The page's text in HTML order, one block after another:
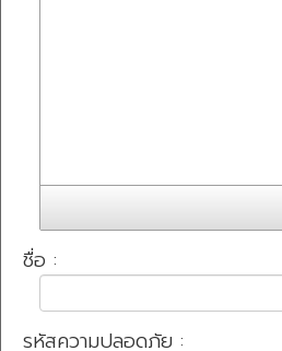
ชื่อ :
รหัสความปลอดภัย :